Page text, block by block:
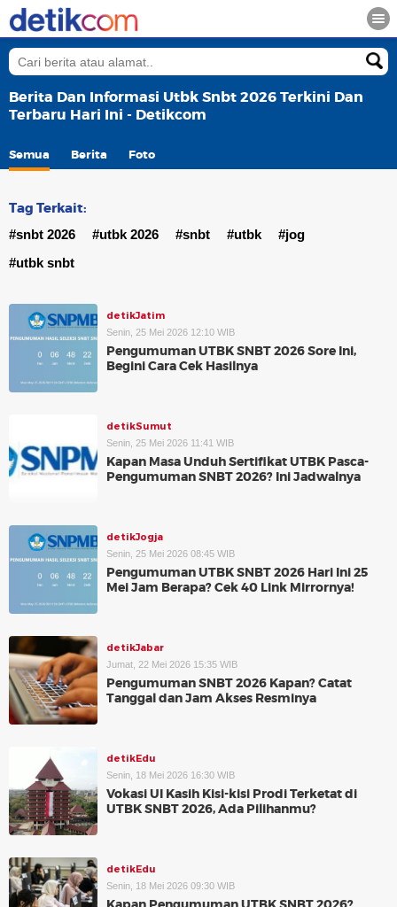
Berita Dan Informasi Utbk Snbt 2026 Terkini Dan
Terbaru Hari Ini - Detikcom
Semua Berita Foto
Tag Terkait:
#snbt 2026 #utbk 2026 #snbt #utbk
#jog
#utbk snbt
detikJatim
Senin, 25 Mei 2026 12:10 WIB
Pengumuman UTBK SNBT 2026 Sore Ini,
Begini Cara Cek Hasilnya
detikSumut
Senin, 25 Mei 2026 11:41 WIB
Kapan Masa Unduh Sertifikat UTBK Pasca-
Pengumuman SNBT 2026? Ini Jadwalnya
detikJogja
Senin, 25 Mei 2026 08:45 WIB
Pengumuman UTBK SNBT 2026 Hari Ini 25
Mei Jam Berapa? Cek 40 Link Mirrornya!
detikJabar
Jumat, 22 Mei 2026 15:35 WIB
Pengumuman SNBT 2026 Kapan? Catat
Tanggal dan Jam Akses Resminya
detikEdu
Senin, 18 Mei 2026 16:30 WIB
Vokasi UI Kasih Kisi-kisi Prodi Terketat di
UTBK SNBT 2026, Ada Pilihanmu?
detikEdu
Senin, 18 Mei 2026 09:30 WIB